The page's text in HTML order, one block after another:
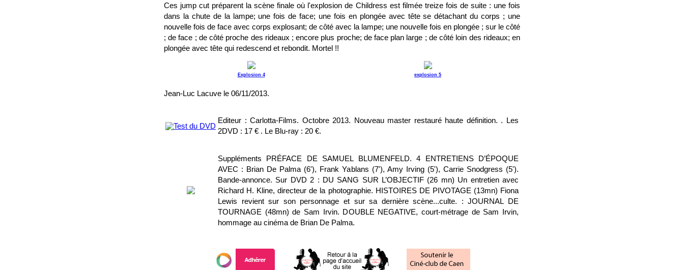
Ces jump cut préparent la scène finale où l'explosion de Childress est filmée treize fois de suite : une fois
dans la chute de la lampe; une fois de face; une fois en plongée avec tête se détachant du corps ; une
nouvelle fois de face avec corps explosant; de côté avec la lampe; une nouvelle fois en plongée ; sur le côté
; de face ; de côté proche des rideaux ; encore plus proche; de face plan large ; de côté loin des rideaux; en
plongée avec tête qui redescend et rebondit. Mortel !!
Explosion 4 explosion 5
Jean-Luc Lacuve le 06/11/2013.
Editeur : Carlotta-Films. Octobre 2013. Nouveau master restauré haute définition. . Les
2DVD : 17 € . Le Blu-ray : 20 €.
Suppléments PRÉFACE DE SAMUEL BLUMENFELD. 4 ENTRETIENS D’ÉPOQUE
AVEC : Brian De Palma (6'), Frank Yablans (7'), Amy Irving (5'), Carrie Snodgress (5').
Bande-annonce. Sur DVD 2 : DU SANG SUR L’OBJECTIF (26 mn) Un entretien avec
Richard H. Kline, directeur de la photographie. HISTOIRES DE PIVOTAGE (13mn) Fiona
Lewis revient sur son personnage et sur sa dernière scène...culte. : JOURNAL DE
TOURNAGE (48mn) de Sam Irvin. DOUBLE NEGATIVE, court-métrage de Sam Irvin,
hommage au cinéma de Brian De Palma.